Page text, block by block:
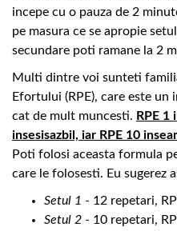
incepe cu o pauza de 2
pe masura ce se apropie
secundare poti ramane la 2
Multi dintre voi sunteti
Efortului (RPE), care este
cat de mult muncesti. RPE 1
insesisazbil, iar RPE 10
Poti folosi aceasta formula
care le folosesti. Eu sugerez
Setul 1 - 12 repetari,
Setul 2 - 10 repetari,